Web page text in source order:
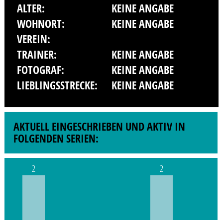
ALTER:
KEINE ANGABE
WOHNORT:
KEINE ANGABE
VEREIN:
TRAINER:
KEINE ANGABE
FOTOGRAF:
KEINE ANGABE
LIEBLINGSSTRECKE:
KEINE ANGABE
AKTUELL EINGESCHRIEBEN UND AKTIV IN
FOLGENDEN SERIEN:
2 2